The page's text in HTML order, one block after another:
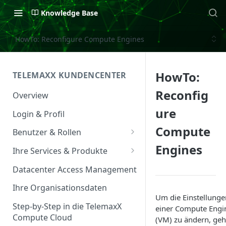
Knowledge Base
HowTo: Reconfigure Compute Engines
TELEMAXX KUNDENCENTER
Overview
Login & Profil
Benutzer & Rollen
Benutzer verwalten
Rollen & Rechte
Ihre Services & Produkte
Services Overview
Service Management
Service & Vertrag
Ansprechpartner &
Datacenter Access Management
Ihre Organisationsdaten
Step-by-Step in die TelemaxX
Compute Cloud
HowTo:
Reconfig
ure
Compute
Engines
Um die
einer Compute
(VM) zu ändern,